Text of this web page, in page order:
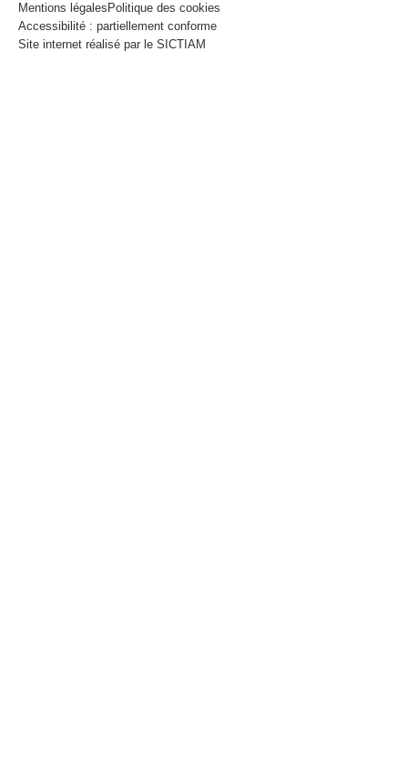
Mentions légales Politique des cookies
Accessibilité : partiellement conforme
Site internet réalisé par le SICTIAM